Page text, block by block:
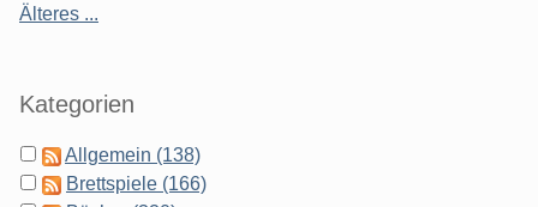
Älteres ...
Kategorien
Allgemein (138)
Brettspiele (166)